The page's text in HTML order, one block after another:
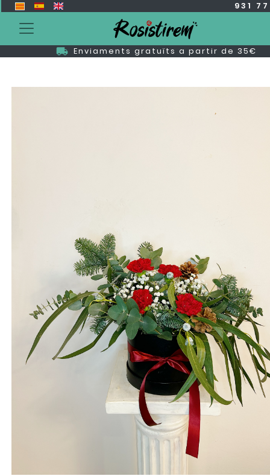
931
Enviaments gratuïts a partir de 35€